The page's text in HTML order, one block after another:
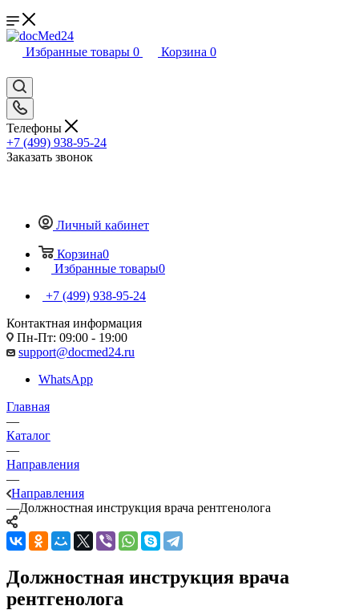
Избранные товары 0 Корзина 0
Телефоны
+7 (499) 938-95-24
Заказать звонок
Личный кабинет
Корзина0
Избранные товары0
+7 (499) 938-95-24
Контактная информация
Пн-Пт: 09:00 - 19:00
support@docmed24.ru
WhatsApp
Главная
—
Каталог
—
Направления
—
Направления
—Должностная инструкция врача рентгенолога
Должностная инструкция врача
рентгенолога